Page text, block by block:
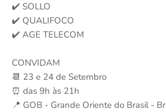
✔️ SOLLO
✔️ QUALIFOCO
✔️ AGE TELECOM
CONVIDAM
📆 23 e 24 de Setembro
⏰ das 9h às 21h
📍 GOB - Grande Oriente do Brasil -